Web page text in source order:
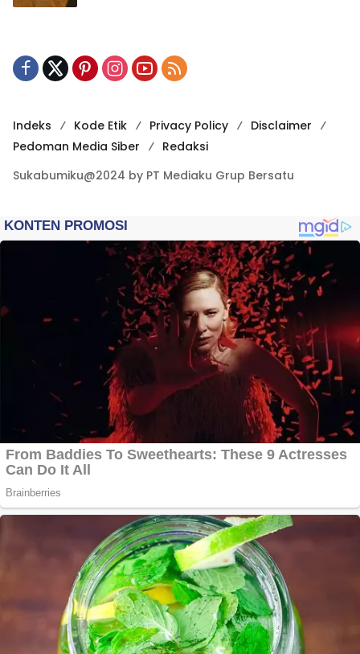
Indeks Kode Etik Privacy Policy
Disclaimer
Pedoman Media Siber
Redaksi
Sukabumiku@2024 by PT Mediaku Grup Bersatu